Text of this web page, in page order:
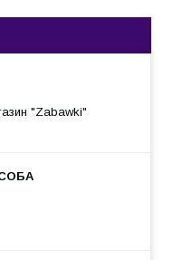
"Zabawki"